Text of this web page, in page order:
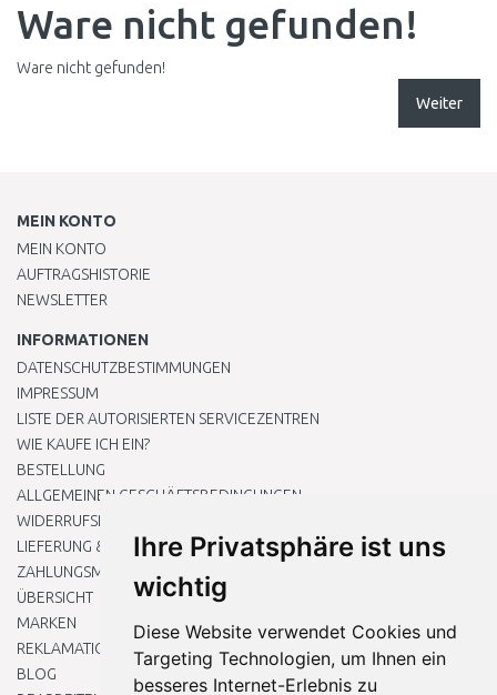
Ihre Privatsphäre ist uns
wichtig
Diese Website verwendet Cookies und
Targeting Technologien, um Ihnen ein
besseres Internet-Erlebnis zu
Ware nicht gefunden!
Ware nicht gefunden!
Weiter
MEIN KONTO
MEIN KONTO
AUFTRAGSHISTORIE
NEWSLETTER
INFORMATIONEN
DATENSCHUTZBESTIMMUNGEN
IMPRESSUM
LISTE DER AUTORISIERTEN SERVICEZENTREN
WIE KAUFE ICH EIN?
BESTELLUNG
ALLGEMEINEN GESCHÄFTSBEDINGUNGEN
WIDERRUFSRECHT
LIEFERUNG & ZAHLUNG
ZAHLUNGSMETHODEN
ÜBERSICHT
MARKEN
REKLAMATIONEN UND RETOUREN
BLOG